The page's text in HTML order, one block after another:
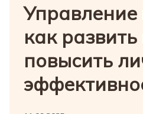
Управление
как
повысить